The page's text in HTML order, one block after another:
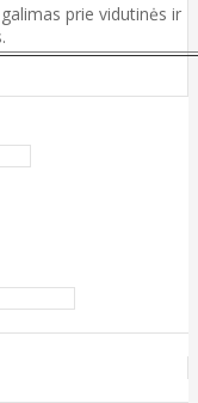
prie vidutinės ir